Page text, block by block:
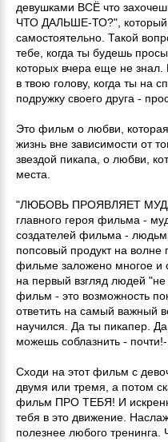
девушками ВСЁ что
ЧТО ДАЛЬШЕ-ТО?", который
самостоятельно. Такой
тебе, когда ты будешь
которых вчера еще не
в твою голову, когда ты на
подружку своего друга -
Это фильм о любви,
жизнь вне зависимости от
звездой пикапа, о любви,
места.
"ЛЮБОВЬ ПРОЯВЛЯЕТ
главного героя фильма -
создателей фильма -
попсовый продукт на волне
фильме заложено многое и
на первый взгляд людей
фильм - это возможность
ответить на самый
научился. Да ты пикапер.
можешь соблазнить -
Сходи на этот фильм с
двумя или тремя, а потом
фильм ПРО ТЕБЯ! И
тебя в это движение.
полезнее любого тренинга.